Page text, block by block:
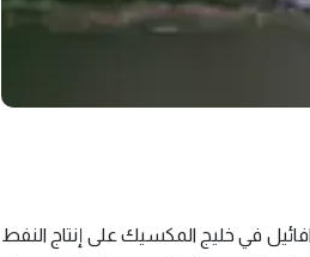
في خليج المكسيك على إنتاج النفط